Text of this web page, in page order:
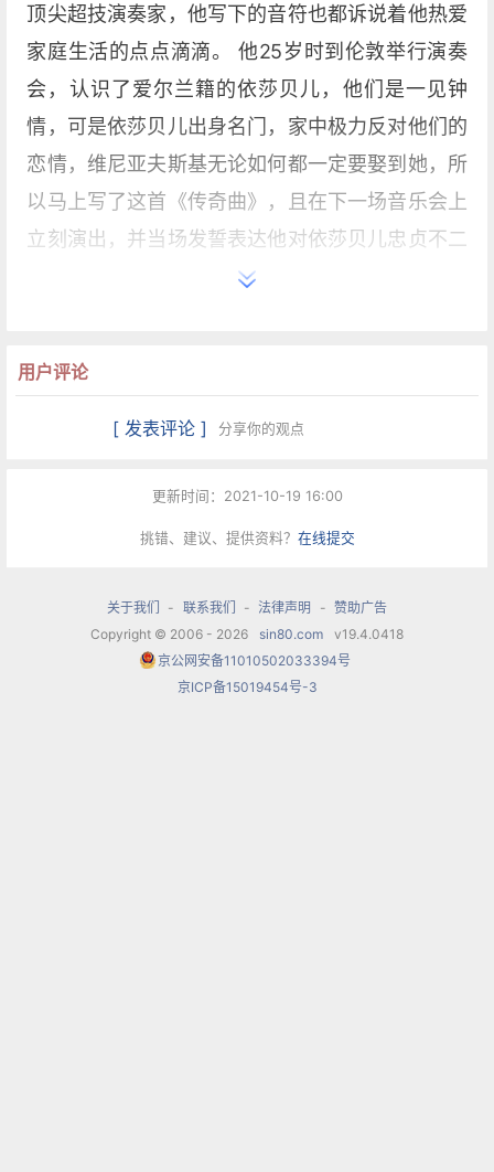
顶尖超技演奏家，他写下的音符也都诉说着他热爱
家庭生活的点点滴滴。 他25岁时到伦敦举行演奏
会，认识了爱尔兰籍的依莎贝儿，他们是一见钟
情，可是依莎贝儿出身名门，家中极力反对他们的
恋情，维尼亚夫斯基无论如何都一定要娶到她，所
以马上写了这首《传奇曲》，且在下一场音乐会上
立刻演出，并当场发誓表达他对依莎贝儿忠贞不二
的爱意，就这样感动了依莎贝儿的父母，让他顺利
当然故事是要在结婚之后才开始。因为音乐这个工
作在当时社会不是很稳定的，几乎所有独奏家都是
在比利时布鲁塞尔皇家音乐院的教职，但演奏家一
辈子都是演奏家，他仍然马不停蹄的接受巡回演奏
言，他要依莎贝儿过安定舒适的生活。
不过人的精力还是有限的，他在20年的奔波之下，
用户评论
[ 发表评论 ] 分享你的观点
更新时间：2021-10-19 16:00
挑错、建议、提供资料？ 在线提交
关于我们 - 联系我们 - 法律声明 - 赞助广告
Copyright © 2006 - 2026
sin80.com
v19.4.0418
京公网安备11010502033394号
京ICP备15019454号-3